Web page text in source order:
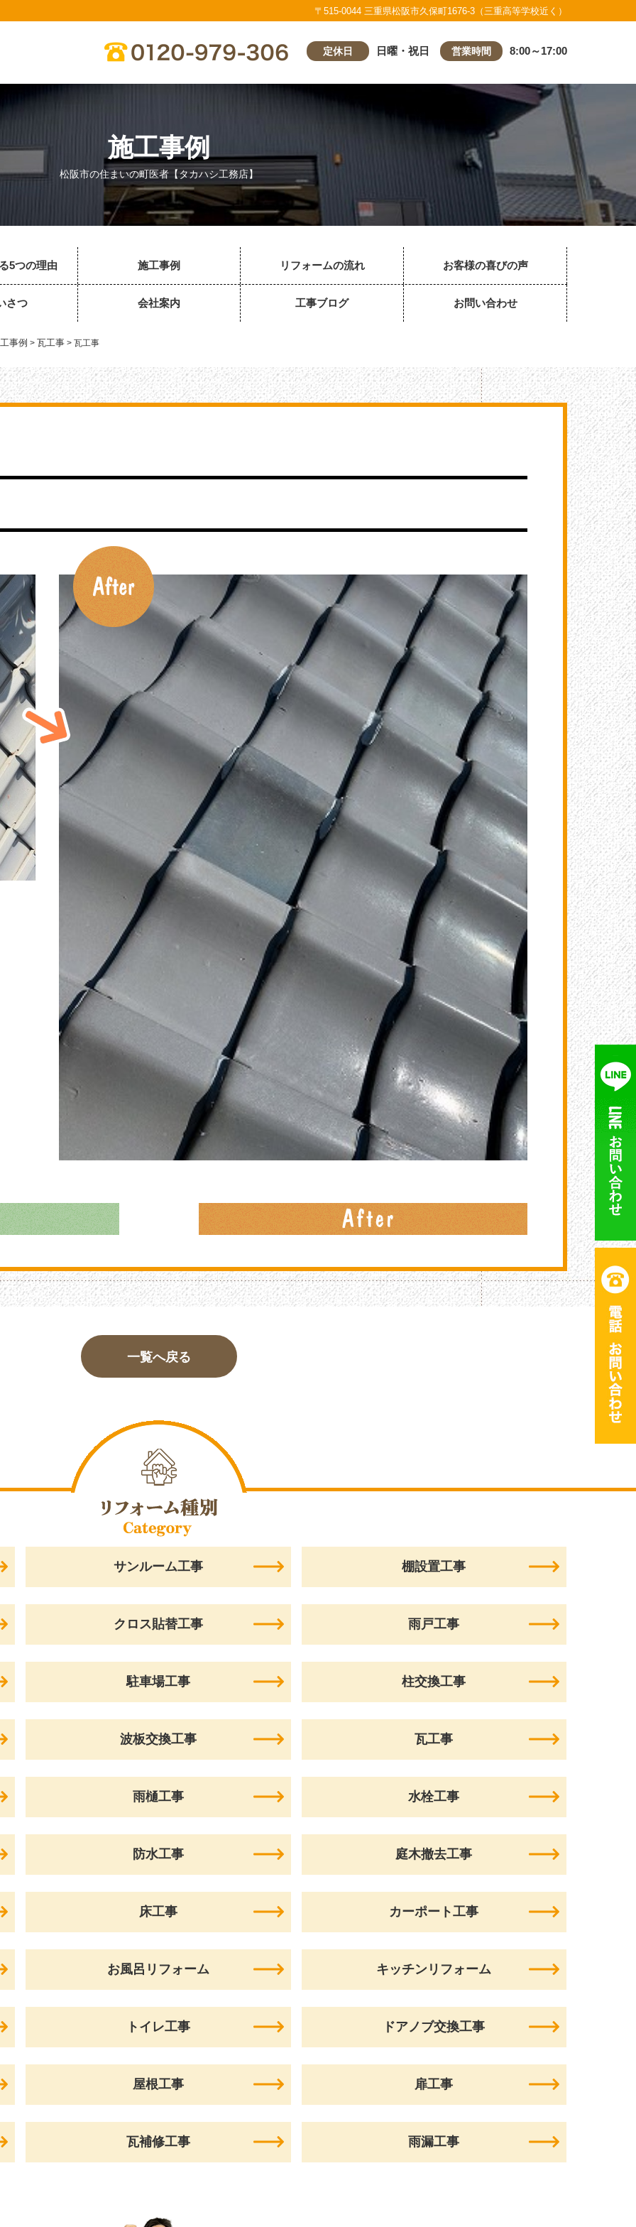
〒515-0044 三重県松阪市久保町1676-3（三重高等学校近く）
営業時間 8:00～17:00
定休日 日曜・祝日
施工事例
松阪市の住まいの町医者【タカハシ工務店】
5つの理由 施工事例 リフォームの流れ お客様の喜びの声
さつ 会社案内 工事ブログ お問い合わせ
事例 > 瓦工事 > 瓦工事
一覧へ戻る
サンルーム工事 棚設置工事
クロス貼替工事 雨戸工事
駐車場工事 柱交換工事
波板交換工事 瓦工事
雨樋工事 水栓工事
防水工事 庭木撤去工事
床工事 カーポート工事
お風呂リフォーム キッチンリフォーム
トイレ工事 ドアノブ交換工事
屋根工事 扉工事
瓦補修工事 雨漏工事